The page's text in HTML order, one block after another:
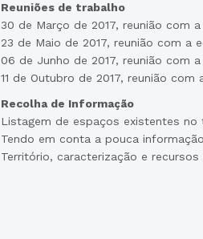
Reuniões de trabalho
30 de Março de 2017, reunião com
23 de Maio de 2017, reunião com a
06 de Junho de 2017, reunião com
11 de Outubro de 2017, reunião
Recolha de Informação
Listagem de espaços existentes
Tendo em conta a pouca
Território, caracterização e recursos